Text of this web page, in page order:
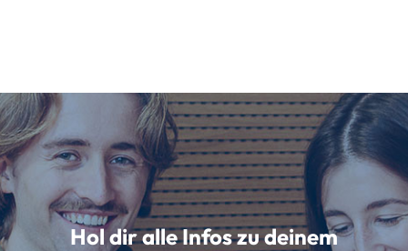
Hol dir alle Infos zu deinem